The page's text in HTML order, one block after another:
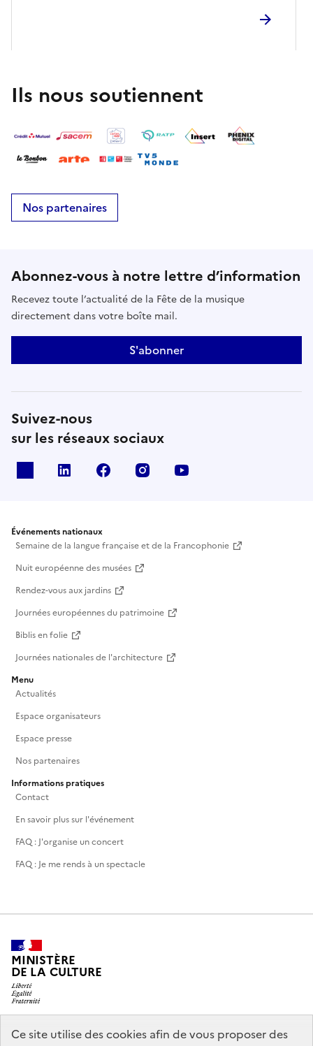
Ce site utilise des cookies afin de vous proposer des
Ils nous soutiennent
Nos partenaires
Abonnez-vous à notre lettre d’information
Recevez toute l’actualité de la Fête de la musique
directement dans votre boîte mail.
S'abonner
Suivez-nous
sur les réseaux sociaux
Linkedin Facebook Instagram
Événements nationaux
Semaine de la langue française et de la Francophonie
Nuit européenne des musées
Rendez-vous aux jardins
Journées européennes du patrimoine
Biblis en folie
Journées nationales de l'architecture
Menu
Actualités
Espace organisateurs
Espace presse
Nos partenaires
Informations pratiques
Contact
En savoir plus sur l'événement
FAQ : J'organise un concert
FAQ : Je me rends à un spectacle
MINISTÈRE
DE LA CULTURE